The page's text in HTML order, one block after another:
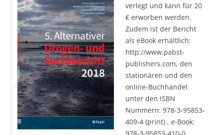
verlegt und kann für 20
€ erworben werden.
Zudem ist der Bericht
als eBook erhältlich:
http://www.pabst-
publishers.com, den
stationären und den
online-Buchhandel
unter den ISBN
Nummern: 978-3-95853-
409-4 (print) , e-Book: